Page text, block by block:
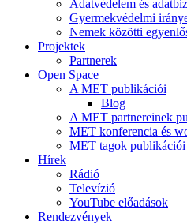
Adatvédelem és
Gyermekvédelmi
Nemek közötti
Projektek
Partnerek
Open Space
A MET publikációi
Blog
A MET partnereinek
MET konferencia és
MET tagok publikációi
Hírek
Rádió
Televízió
YouTube előadások
Rendezvények